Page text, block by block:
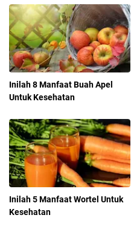
Inilah 8 Manfaat Buah Apel
Untuk Kesehatan
Inilah 5 Manfaat Wortel Untuk
Kesehatan